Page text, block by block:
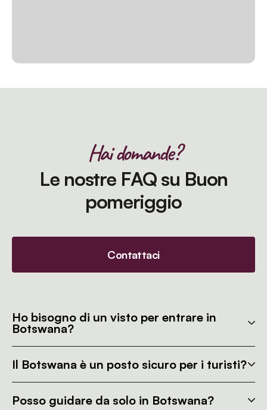
Hai domande?
Le nostre FAQ su Buon
pomeriggio
Contattaci
Ho bisogno di un visto per entrare in
Botswana?
Il Botswana è un posto sicuro per i turisti?
Posso guidare da solo in Botswana?